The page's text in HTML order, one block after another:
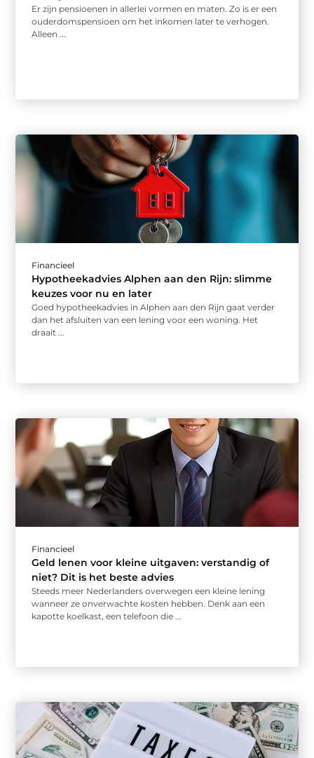
Er zijn pensioenen in allerlei vormen en maten. Zo is er een
ouderdomspensioen om het inkomen later te verhogen.
Alleen ...
Financieel
Hypotheekadvies Alphen aan den Rijn: slimme
keuzes voor nu en later
Goed hypotheekadvies in Alphen aan den Rijn gaat verder
dan het afsluiten van een lening voor een woning. Het
draait ...
Financieel
Geld lenen voor kleine uitgaven: verstandig of
niet? Dit is het beste advies
Steeds meer Nederlanders overwegen een kleine lening
wanneer ze onverwachte kosten hebben. Denk aan een
kapotte koelkast, een telefoon die ...